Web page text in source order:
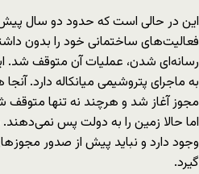
این در حالی است که حدود دو سال
فعالیت‌های ساختمانی خود را بدون
رسانه‌ای شدن، عملیات آن متوقف شد.
به ماجرای پتروشیمی میانکاله دارد.
مجوز آغاز شد و هرچند نه تنها
اما حالا زمین را به دولت پس
وجود دارد و نباید پیش از صدور
گیرد.